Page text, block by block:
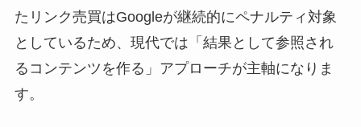
たリンク売買はGoogleが継続的にペナルティ対象
としているため、現代では「結果として参照され
るコンテンツを作る」アプローチが主軸になりま
す。